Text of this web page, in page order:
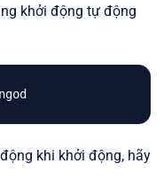
khởi động tự động
khi khởi động, hãy